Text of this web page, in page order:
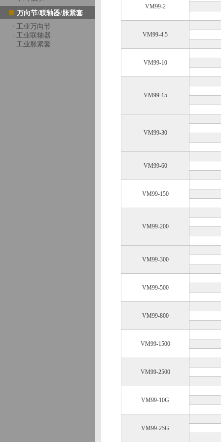
万向节/联轴器/胀紧套
· 工业万向节
· 工业联轴器
· 工业胀紧套
VM99-2
VM99-4.5
VM99-10
VM99-15
VM99-30
VM99-60
VM99-150
VM99-200
VM99-300
VM99-500
VM99-800
VM99-1500
VM99-2500
VM99-10G
VM99-25G